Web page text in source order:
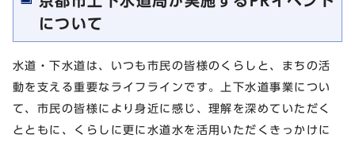
について
水道・下水道は、いつも市民の皆様のくらしと、まちの活
動を支える重要なライフラインです。上下水道事業につい
て、市民の皆様により身近に感じ、理解を深めていただく
とともに、くらしに更に水道水を活用いただくきっかけに